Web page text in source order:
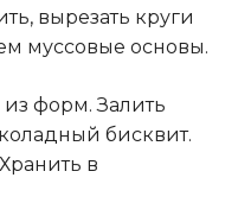
вырезать круги
муссовые основы.
из форм. Залить
бисквит.
в